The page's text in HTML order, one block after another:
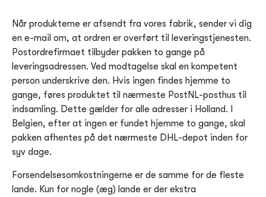
Når produkterne er afsendt fra vores fabrik, sender vi dig
en e-mail om, at ordren er overført til leveringstjenesten.
Postordrefirmaet tilbyder pakken to gange på
leveringsadressen. Ved modtagelse skal en kompetent
person underskrive den. Hvis ingen findes hjemme to
gange, føres produktet til nærmeste PostNL-posthus til
indsamling. Dette gælder for alle adresser i Holland. I
Belgien, efter at ingen er fundet hjemme to gange, skal
pakken afhentes på det nærmeste DHL-depot inden for
syv dage.
Forsendelsesomkostningerne er de samme for de fleste
lande. Kun for nogle (æg) lande er der ekstra